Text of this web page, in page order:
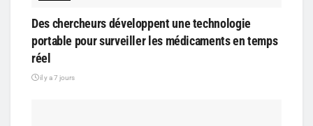
Des chercheurs développent une technologie
portable pour surveiller les médicaments en temps
réel
il y a 7 jours